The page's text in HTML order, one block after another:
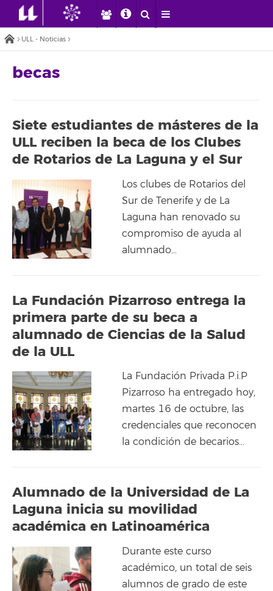
ULL - Noticias
becas
Siete estudiantes de másteres de la
ULL reciben la beca de los Clubes
de Rotarios de La Laguna y el Sur
Los clubes de Rotarios del
Sur de Tenerife y de La
Laguna han renovado su
compromiso de ayuda al
alumnado…
La Fundación Pizarroso entrega la
primera parte de su beca a
alumnado de Ciencias de la Salud
de la ULL
La Fundación Privada P.i.P
Pizarroso ha entregado hoy,
martes 16 de octubre, las
credenciales que reconocen
la condición de becarios…
Alumnado de la Universidad de La
Laguna inicia su movilidad
académica en Latinoamérica
Durante este curso
académico, un total de seis
alumnos de grado de este